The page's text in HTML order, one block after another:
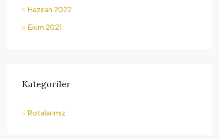
Haziran 2022
Ekim 2021
Kategoriler
Rotalarımız